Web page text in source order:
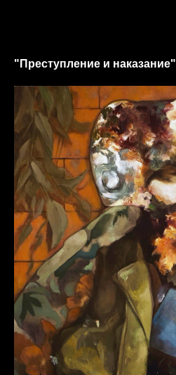
"Преступление и наказание"